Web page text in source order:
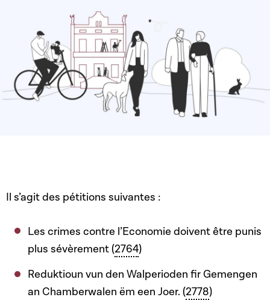
Il s’agit des pétitions suivantes :
Les crimes contre l’Economie doivent être punis
plus sévèrement (2764)
Reduktioun vun den Walperioden fir Gemengen
an Chamberwalen ëm een Joer. (2778)